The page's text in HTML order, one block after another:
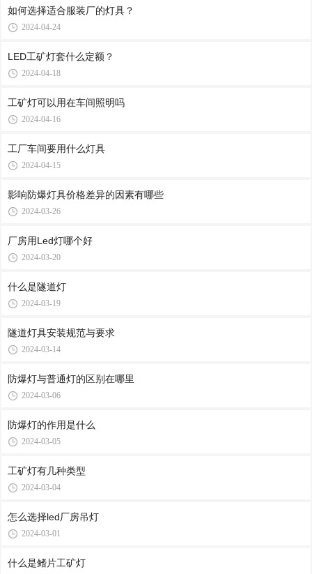
如何选择适合服装厂的灯具？
2024-04-24
LED工矿灯套什么定额？
2024-04-18
工矿灯可以用在车间照明吗
2024-04-16
工厂车间要用什么灯具
2024-04-15
影响防爆灯具价格差异的因素有哪些
2024-03-26
厂房用Led灯哪个好
2024-03-20
什么是隧道灯
2024-03-19
隧道灯具安装规范与要求
2024-03-14
防爆灯与普通灯的区别在哪里
2024-03-06
防爆灯的作用是什么
2024-03-05
工矿灯有几种类型
2024-03-04
怎么选择led厂房吊灯
2024-03-01
什么是鳍片工矿灯